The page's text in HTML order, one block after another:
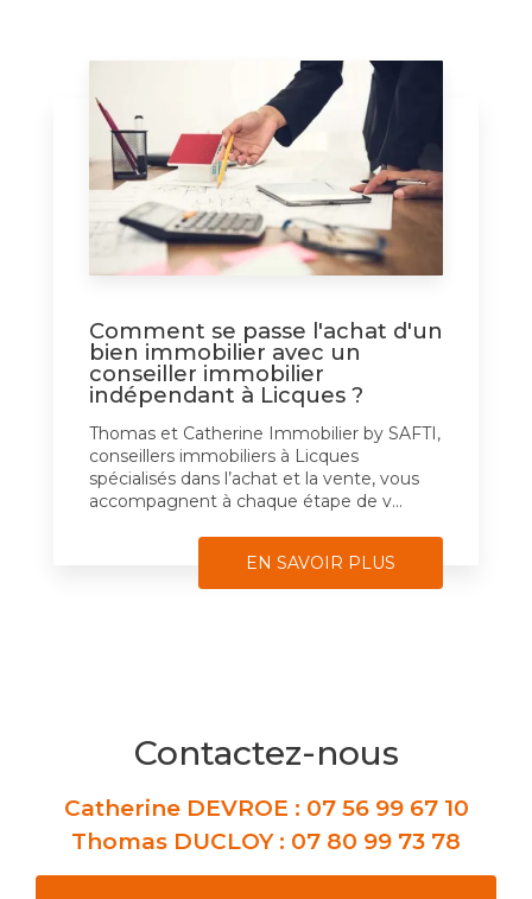
Comment se passe l'achat d'un
bien immobilier avec un
conseiller immobilier
indépendant à Licques ?
Thomas et Catherine Immobilier by SAFTI,
conseillers immobiliers à Licques
spécialisés dans l’achat et la vente, vous
accompagnent à chaque étape de v...
EN SAVOIR PLUS
Contactez-nous
Catherine DEVROE : 07 56 99 67 10
Thomas DUCLOY : 07 80 99 73 78